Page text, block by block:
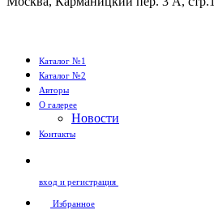
Каталог №1
Каталог №2
Авторы
О галерее
Новости
Контакты
вход и регистрация
Избранное